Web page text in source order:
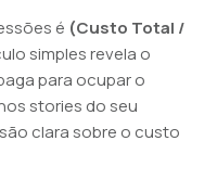
é (Custo Total /
simples revela o
para ocupar o
stories do seu
clara sobre o custo